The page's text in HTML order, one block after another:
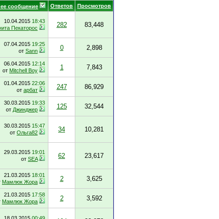
сообщение Ответов Просмотров
10.04.2015 18:43
Пекаторос
282 83,448
07.04.2015 19:25
от Sann 0 2,898
06.04.2015 12:14
от Mitchell Boy 1 7,843
01.04.2015 22:06
от арбат 247 86,929
30.03.2015 19:33
от Джинджер 125 32,544
30.03.2015 15:47
от Ольга82 34 10,281
29.03.2015 19:01
от SEA 62 23,617
21.03.2015 18:01
Мамлюк Жора 2 3,625
21.03.2015 17:58
Мамлюк Жора 2 3,592